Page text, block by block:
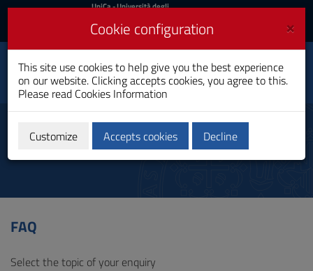
Skip
Content
to
Go
Footer
UniCa
Login
UniCa- Università degli
Login UniCA News
Toggle
navigation
University Library
System
FAQ
FAQ
Select the topic of your enquiry
×
Cookie configuration
This site use cookies to help give you the best experience
on our website. Clicking accepts cookies, you agree to this.
Please read Cookies Information
Customize Accepts cookies Decline